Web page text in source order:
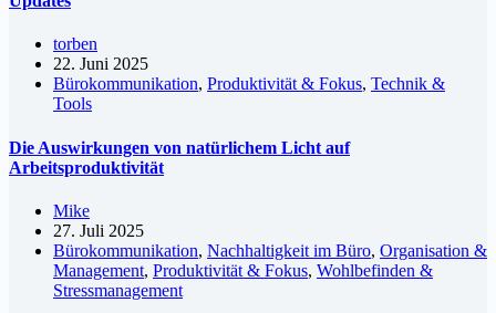
torben
22. Juni 2025
Bürokommunikation, Produktivität & Fokus, Technik &
Tools
Die Auswirkungen von natürlichem Licht auf
Arbeitsproduktivität
Mike
27. Juli 2025
Bürokommunikation, Nachhaltigkeit im Büro, Organisation &
Management, Produktivität & Fokus, Wohlbefinden &
Stressmanagement